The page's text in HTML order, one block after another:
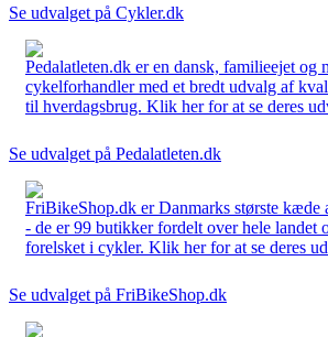
Se udvalget på Cykler.dk
Pedalatleten.dk er en dansk, familieejet og
cykelforhandler med et bredt udvalg af
til hverdagsbrug. Klik her for at se deres
Se udvalget på Pedalatleten.dk
FriBikeShop.dk er Danmarks største kæde
- de er 99 butikker fordelt over hele landet
forelsket i cykler. Klik her for at se deres
Se udvalget på FriBikeShop.dk